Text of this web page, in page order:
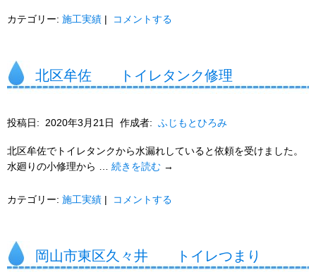
カテゴリー: 施工実績 | コメントする
北区牟佐 トイレタンク修理
投稿日: 2020年3月21日 作成者: ふじもとひろみ
北区牟佐でトイレタンクから水漏れしていると依頼を受けました。
水廻りの小修理から … 続きを読む →
カテゴリー: 施工実績 | コメントする
岡山市東区久々井 トイレつまり